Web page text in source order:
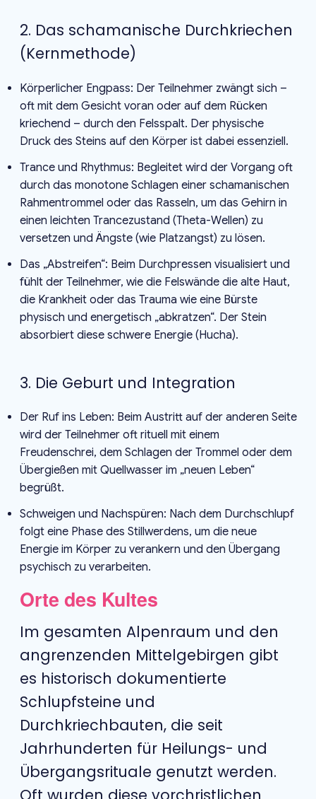
2. Das schamanische Durchkriechen
(Kernmethode)
Körperlicher Engpass: Der Teilnehmer zwängt sich –
oft mit dem Gesicht voran oder auf dem Rücken
kriechend – durch den Felsspalt. Der physische
Druck des Steins auf den Körper ist dabei essenziell.
Trance und Rhythmus: Begleitet wird der Vorgang oft
durch das monotone Schlagen einer schamanischen
Rahmentrommel oder das Rasseln, um das Gehirn in
einen leichten Trancezustand (Theta-Wellen) zu
versetzen und Ängste (wie Platzangst) zu lösen.
Das „Abstreifen“: Beim Durchpressen visualisiert und
fühlt der Teilnehmer, wie die Felswände die alte Haut,
die Krankheit oder das Trauma wie eine Bürste
physisch und energetisch „abkratzen“. Der Stein
absorbiert diese schwere Energie (Hucha).
3. Die Geburt und Integration
Der Ruf ins Leben: Beim Austritt auf der anderen Seite
wird der Teilnehmer oft rituell mit einem
Freudenschrei, dem Schlagen der Trommel oder dem
Übergießen mit Quellwasser im „neuen Leben“
begrüßt.
Schweigen und Nachspüren: Nach dem Durchschlupf
folgt eine Phase des Stillwerdens, um die neue
Energie im Körper zu verankern und den Übergang
psychisch zu verarbeiten.
Orte des Kultes
Im gesamten Alpenraum und den
angrenzenden Mittelgebirgen gibt
es historisch dokumentierte
Schlupfsteine und
Durchkriechbauten, die seit
Jahrhunderten für Heilungs- und
Übergangsrituale genutzt werden.